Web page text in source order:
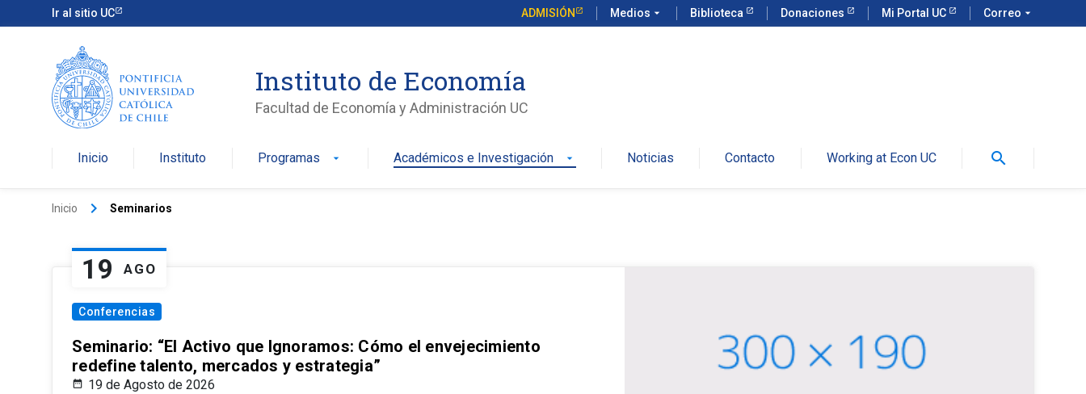
Ir al sitio UC ADMISIÓN Medios arrow_drop_down Biblioteca Donaciones Mi Portal UC Correo arrow_drop_down
Instituto de Economía
Facultad de Economía y Administración UC
Inicio Instituto Programas arrow_drop_down Académicos e Investigación arrow_drop_down Noticias Contacto Working at Econ UC search
Inicio keyboard_arrow_right Seminarios
19 AGO
Conferencias
Seminario: “El Activo que Ignoramos: Cómo el envejecimiento
redefine talento, mercados y estrategia”
19 de Agosto de 2026